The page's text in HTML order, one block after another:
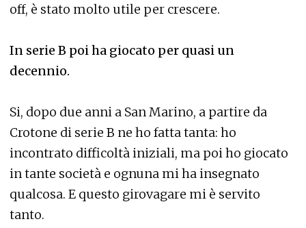
off, è stato molto utile per crescere.
In serie B poi ha giocato per quasi un
decennio.
Si, dopo due anni a San Marino, a partire da
Crotone di serie B ne ho fatta tanta: ho
incontrato difficoltà iniziali, ma poi ho giocato
in tante società e ognuna mi ha insegnato
qualcosa. E questo girovagare mi è servito
tanto.